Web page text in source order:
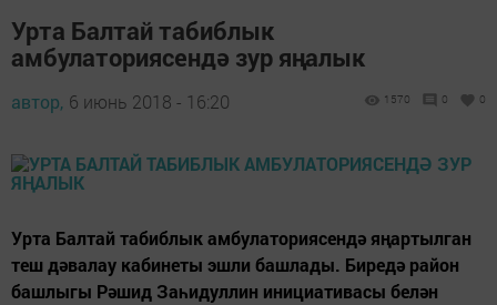
Урта Балтай табиблык
амбулаториясендә зур яңалык
автор, 6 июнь 2018 - 16:20 1570 0 0
Урта Балтай табиблык амбулаториясендә яңартылган
теш дәвалау кабинеты эшли башлады. Биредә район
башлыгы Рәшид Заһидуллин инициативасы белән